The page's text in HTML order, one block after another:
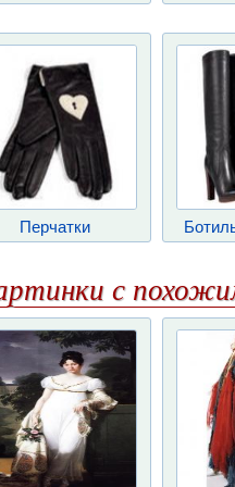
Перчатки
с